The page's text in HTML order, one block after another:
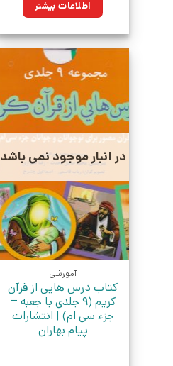
اطلاعات بیشتر
در انبار موجود نمی باشد
آموزشی
کتاب درس هایی از قرآن
کریم (9 جلدی با جعبه –
جزء سی ام) | انتشارات
پیام بهاران